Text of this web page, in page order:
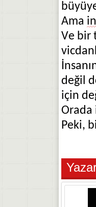
Ama
Ve bir
değil
için
Orada
Peki,